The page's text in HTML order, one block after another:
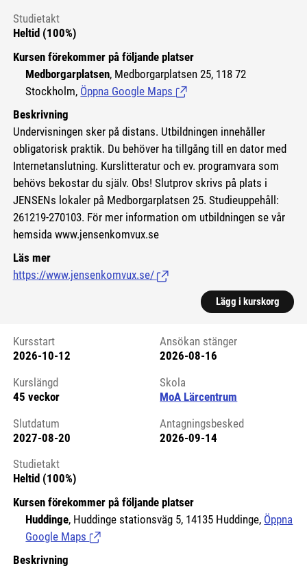
Studietakt
Heltid (100%)
Kursen förekommer på följande platser
Medborgarplatsen, Medborgarplatsen 25, 118 72
Stockholm, Öppna Google Maps (Länk till extern sida.)
Beskrivning
Undervisningen sker på distans. Utbildningen innehåller
obligatorisk praktik. Du behöver ha tillgång till en dator med
Internetanslutning. Kurslitteratur och ev. programvara som
behövs bekostar du själv. Obs! Slutprov skrivs på plats i
JENSENs lokaler på Medborgarplatsen 25. Studieuppehåll:
261219-270103. För mer information om utbildningen se vår
hemsida www.jensenkomvux.se
Läs mer
https://www.jensenkomvux.se/ (Länk till extern sida.)
Lägg i kurskorg
Kursstart 6117887
Kursstart
2026-10-12
Ansökan stänger
2026-08-16
Kurslängd
45 veckor
Skola
MoA Lärcentrum
Slutdatum
2027-08-20
Antagningsbesked
2026-09-14
Studietakt
Heltid (100%)
Kursen förekommer på följande platser
Huddinge, Huddinge stationsväg 5, 14135 Huddinge, Öppna
Google Maps (Länk till extern sida.)
Beskrivning